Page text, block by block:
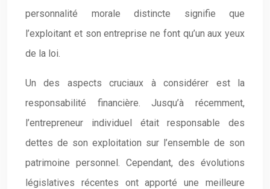
personnalité morale distincte signifie que
l’exploitant et son entreprise ne font qu’un aux yeux
de la loi.
Un des aspects cruciaux à considérer est la
responsabilité financière. Jusqu’à récemment,
l’entrepreneur individuel était responsable des
dettes de son exploitation sur l’ensemble de son
patrimoine personnel. Cependant, des évolutions
législatives récentes ont apporté une meilleure